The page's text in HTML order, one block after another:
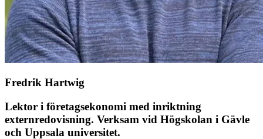
Fredrik Hartwig
Lektor i företagsekonomi med inriktning
externredovisning. Verksam vid Högskolan i Gävle
och Uppsala universitet.